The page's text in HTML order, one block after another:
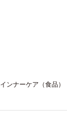
インナーケア（食品）